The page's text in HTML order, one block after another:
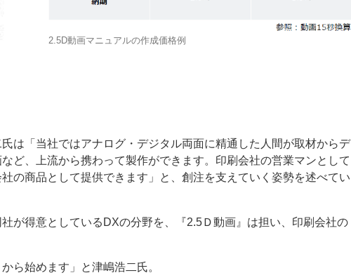
2.5D動画マニュアルの作成価格例
は「当社ではアナログ・デジタル両面に精通した人間が取材からデ
ど、上流から携わって製作ができます。印刷会社の営業マンとして
の商品として提供できます」と、創注を支えていく姿勢を述べてい
が得意としているDXの分野を、『2.5Ｄ動画』は担い、印刷会社の
ら始めます」と津嶋浩二氏。